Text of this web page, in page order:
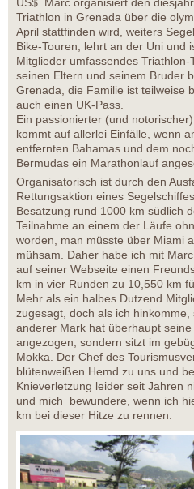
Triathlon in Grenada über die
April stattfinden wird, weiters
Bike-Touren, lehrt an der Uni und
Mitglieder umfassendes
seinen Eltern und seinem Bruder
Grenada, die Familie ist teilweise
auch einen UK-Pass.
Ein passionierter (und
kommt auf allerlei Einfälle, wenn
entfernten Bahamas und dem
Bermudas ein Marathonlauf
Organisatorisch ist durch den
Rettungsaktion eines
Besatzung rund 1000 km südlich
Teilnahme an einem der Läufe
worden, man müsste über Miami
mühsam. Daher habe ich mit
auf seiner Webseite einen
km in vier Runden zu 10,550 km
Mehr als ein halbes Dutzend
zugesagt, doch als ich
anderer Mark hat überhaupt
angezogen, sondern sitzt im
Mokka. Der Chef des
blütenweißen Hemd zu uns und
Knieverletzung leider seit Jahren
und mich bewundere, wenn ich
km bei dieser Hitze zu rennen.